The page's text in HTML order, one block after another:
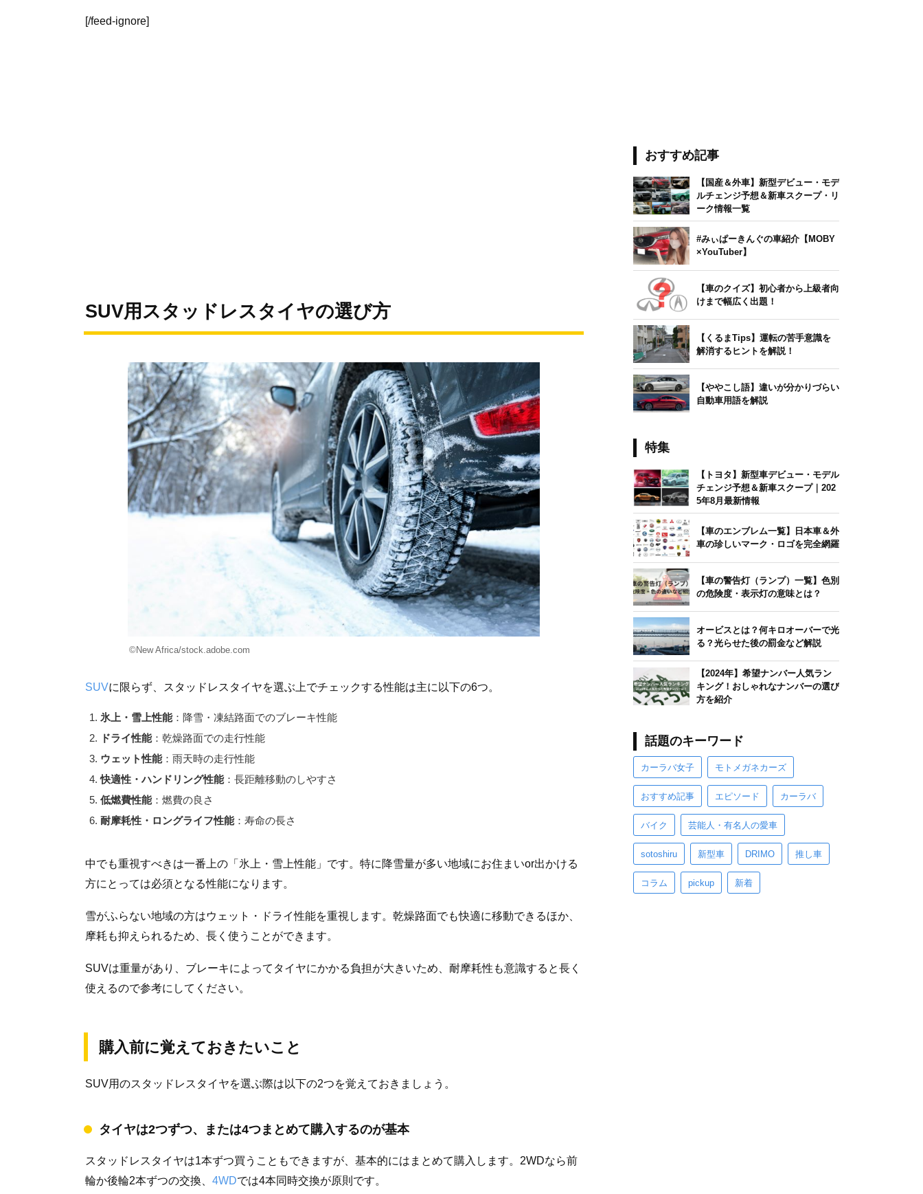
[/feed-ignore]
SUV用スタッドレスタイヤの選び方
©New Africa/stock.adobe.com
SUVに限らず、スタッドレスタイヤを選ぶ上でチェックする性能は主に以下の6つ。
氷上・雪上性能：降雪・凍結路面でのブレーキ性能
ドライ性能：乾燥路面での走行性能
ウェット性能：雨天時の走行性能
快適性・ハンドリング性能：長距離移動のしやすさ
低燃費性能：燃費の良さ
耐摩耗性・ロングライフ性能：寿命の長さ
中でも重視すべきは一番上の「氷上・雪上性能」です。特に降雪量が多い地域にお住まいor出かける
方にとっては必須となる性能になります。
雪がふらない地域の方はウェット・ドライ性能を重視します。乾燥路面でも快適に移動できるほか、
摩耗も抑えられるため、長く使うことができます。
SUVは重量があり、ブレーキによってタイヤにかかる負担が大きいため、耐摩耗性も意識すると長く
使えるので参考にしてください。
購入前に覚えておきたいこと
SUV用のスタッドレスタイヤを選ぶ際は以下の2つを覚えておきましょう。
タイヤは2つずつ、または4つまとめて購入するのが基本
スタッドレスタイヤは1本ずつ買うこともできますが、基本的にはまとめて購入します。2WDなら前
輪か後輪2本ずつの交換、 4WDでは4本同時交換が原則です。
おすすめ記事
【国産＆外車】新型デビュー・モデ
ルチェンジ予想＆新車スクープ・リ
ーク情報一覧
#みぃぱーきんぐの車紹介【MOBY
×YouTuber】
【車のクイズ】初心者から上級者向
けまで幅広く出題！
【くるまTips】運転の苦手意識を
解消するヒントを解説！
【ややこし語】違いが分かりづらい
自動車用語を解説
特集
【トヨタ】新型車デビュー・モデル
チェンジ予想＆新車スクープ｜202
5年8月最新情報
【車のエンブレム一覧】日本車＆外
車の珍しいマーク・ロゴを完全網羅
【車の警告灯（ランプ）一覧】色別
の危険度・表示灯の意味とは？
オービスとは？何キロオーバーで光
る？光らせた後の罰金など解説
【2024年】希望ナンバー人気ラン
キング！おしゃれなナンバーの選び
方を紹介
話題のキーワード
カーラバ女子 モトメガネカーズ
おすすめ記事 エピソード カーラバ
バイク 芸能人・有名人の愛車
sotoshiru 新型車 DRIMO 推し車
コラム pickup 新着